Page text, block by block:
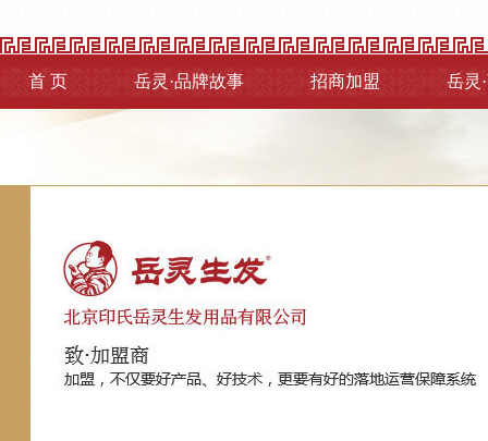
首 页 岳灵·品牌故事 招商加盟 岳灵